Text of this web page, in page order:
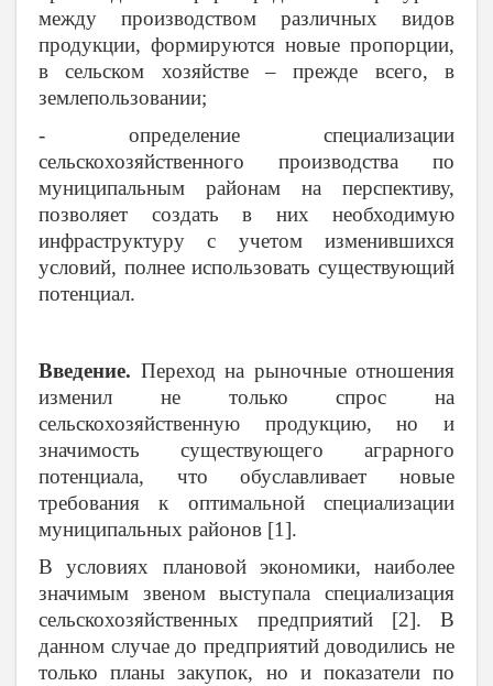
между производством различных видов
продукции, формируются новые пропорции,
в сельском хозяйстве – прежде всего, в
землепользовании;
- определение специализации
сельскохозяйственного производства по
муниципальным районам на перспективу,
позволяет создать в них необходимую
инфраструктуру с учетом изменившихся
условий, полнее использовать существующий
потенциал.
Введение. Переход на рыночные отношения
изменил не только спрос на
сельскохозяйственную продукцию, но и
значимость существующего аграрного
потенциала, что обуславливает новые
требования к оптимальной специализации
муниципальных районов [1].
В условиях плановой экономики, наиболее
значимым звеном выступала специализация
сельскохозяйственных предприятий [2]. В
данном случае до предприятий доводились не
только планы закупок, но и показатели по